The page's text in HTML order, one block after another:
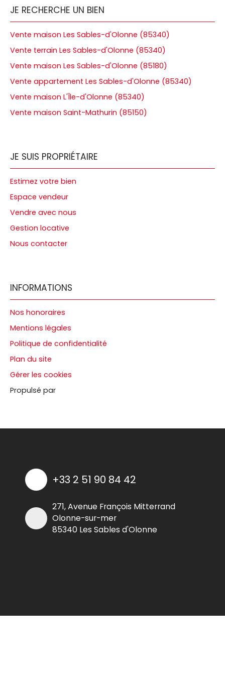
JE RECHERCHE UN BIEN
Vente maison Les Sables-d'Olonne (85340)
Vente terrain Les Sables-d'Olonne (85340)
Vente maison Les Sables-d'Olonne (85180)
Vente appartement Les Sables-d'Olonne (85340)
Vente maison L'Île-d'Olonne (85340)
Vente maison Saint-Mathurin (85150)
JE SUIS PROPRIÉTAIRE
Estimez votre bien
Espace vendeur
Vendre avec nous
Gestion locative
Nous contacter
INFORMATIONS
Nos honoraires
Mentions légales
Politique de confidentialité
Plan du site
Gérer les cookies
Propulsé par
+33 2 51 90 84 42
271, Avenue François Mitterrand
Olonne-sur-mer
85340 Les Sables d'Olonne